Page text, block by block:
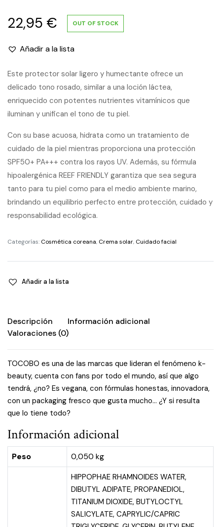
22,95 € OUT OF STOCK
Añadir a la lista
Este protector solar ligero y humectante ofrece un
delicado tono rosado, similar a una loción láctea,
enriquecido con potentes nutrientes vitamínicos que
iluminan y unifican el tono de tu piel.
Con su base acuosa, hidrata como un tratamiento de
cuidado de la piel mientras proporciona una protección
SPF50+ PA+++ contra los rayos UV. Además, su fórmula
hipoalergénica REEF FRIENDLY garantiza que sea segura
tanto para tu piel como para el medio ambiente marino,
brindando un equilibrio perfecto entre protección, cuidado y
responsabilidad ecológica.
Categorías: Cosmética coreana, Crema solar, Cuidado facial
Añadir a la lista
Descripción
Información adicional
Valoraciones (0)
TOCOBO es una de las marcas que lideran el fenómeno k-
beauty, cuenta con fans por todo el mundo, así que algo
tendrá, ¿no? Es vegana, con fórmulas honestas, innovadora,
con un packaging fresco que gusta mucho… ¿Y si resulta
que lo tiene todo?
Información adicional
Peso 0,050 kg
HIPPOPHAE RHAMNOIDES WATER,
DIBUTYL ADIPATE, PROPANEDIOL,
TITANIUM DIOXIDE, BUTYLOCTYL
SALICYLATE, CAPRYLIC/CAPRIC